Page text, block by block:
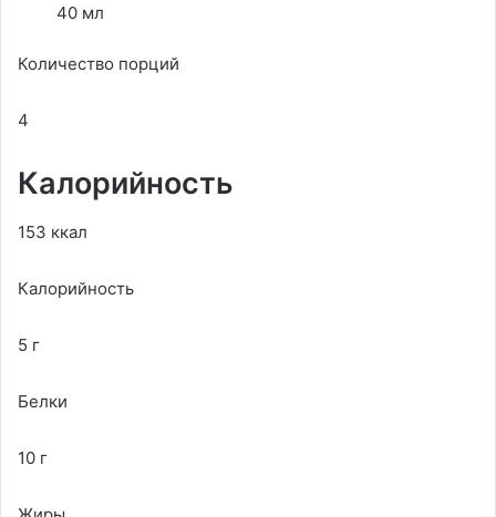
40 мл
Количество порций
4
Калорийность
153 ккал
Калорийность
5 г
Белки
10 г